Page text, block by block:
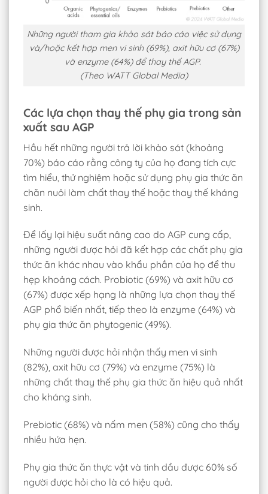
Những người tham gia khảo sát báo cáo việc sử dụng
và/hoặc kết hợp men vi sinh (69%), axit hữu cơ (67%)
và enzyme (64%) để thay thế AGP.
(Theo WATT Global Media)
Các lựa chọn thay thế phụ gia trong sản
xuất sau AGP
Hầu hết những người trả lời khảo sát (khoảng
70%) báo cáo rằng công ty của họ đang tích cực
tìm hiểu, thử nghiệm hoặc sử dụng phụ gia thức ăn
chăn nuôi làm chất thay thế hoặc thay thế kháng
sinh.
Để lấy lại hiệu suất nâng cao do AGP cung cấp,
những người được hỏi đã kết hợp các chất phụ gia
thức ăn khác nhau vào khẩu phần của họ để thu
hẹp khoảng cách. Probiotic (69%) và axit hữu cơ
(67%) được xếp hạng là những lựa chọn thay thế
AGP phổ biến nhất, tiếp theo là enzyme (64%) và
phụ gia thức ăn phytogenic (49%).
Những người được hỏi nhận thấy men vi sinh
(82%), axit hữu cơ (79%) và enzyme (75%) là
những chất thay thế phụ gia thức ăn hiệu quả nhất
cho kháng sinh.
Prebiotic (68%) và nấm men (58%) cũng cho thấy
nhiều hứa hẹn.
Phụ gia thức ăn thực vật và tinh dầu được 60% số
người được hỏi cho là có hiệu quả.